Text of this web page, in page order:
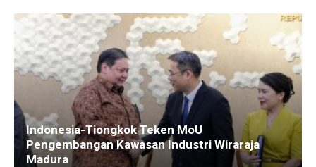
Indonesia-Tiongkok Teken MoU
Pengembangan Kawasan Industri Wiraraja
Madura